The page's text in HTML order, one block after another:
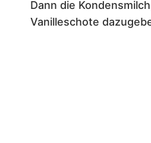
Dann die
Vanilleschote